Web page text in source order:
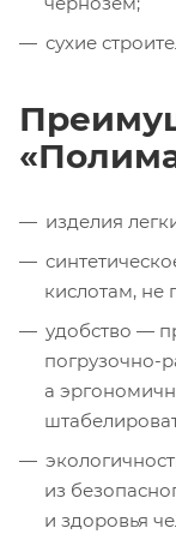
сухие
изделия
кислотам, не
удобство —
погрузочно-
а
из
и здоровья